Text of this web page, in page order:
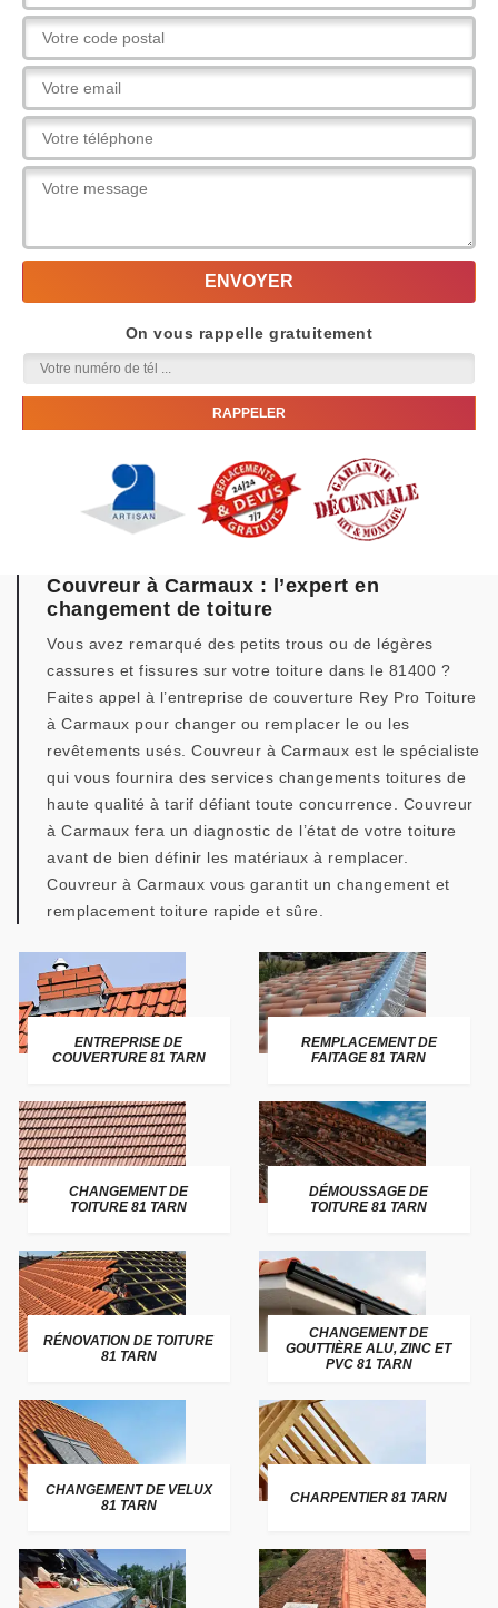
On vous rappelle gratuitement
Couvreur à Carmaux : l’expert en
changement de toiture
Vous avez remarqué des petits trous ou de légères
cassures et fissures sur votre toiture dans le 81400 ?
Faites appel à l’entreprise de couverture Rey Pro Toiture
à Carmaux pour changer ou remplacer le ou les
revêtements usés. Couvreur à Carmaux est le spécialiste
qui vous fournira des services changements toitures de
haute qualité à tarif défiant toute concurrence. Couvreur
à Carmaux fera un diagnostic de l’état de votre toiture
avant de bien définir les matériaux à remplacer.
Couvreur à Carmaux vous garantit un changement et
remplacement toiture rapide et sûre.
ENTREPRISE DE
COUVERTURE 81 TARN
REMPLACEMENT DE
FAITAGE 81 TARN
CHANGEMENT DE
TOITURE 81 TARN
DÉMOUSSAGE DE
TOITURE 81 TARN
RÉNOVATION DE TOITURE
81 TARN
CHANGEMENT DE
GOUTTIÈRE ALU, ZINC ET
PVC 81 TARN
CHANGEMENT DE VELUX
81 TARN
CHARPENTIER 81 TARN